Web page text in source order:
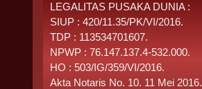
LEGALITAS PUSAKA DUNIA :
SIUP : 420/11.35/PK/VI/2016.
TDP : 113534701607.
NPWP : 76.147.137.4-532.000.
HO : 503/IG/359/VI/2016.
Akta Notaris No. 10. 11 Mei 2016.